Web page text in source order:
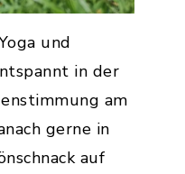
und
in der
am
gerne in
auf